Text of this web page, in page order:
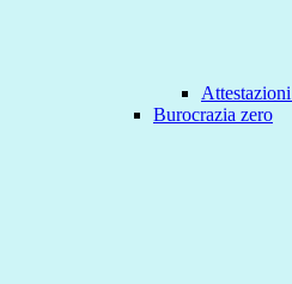
Burocrazia zero